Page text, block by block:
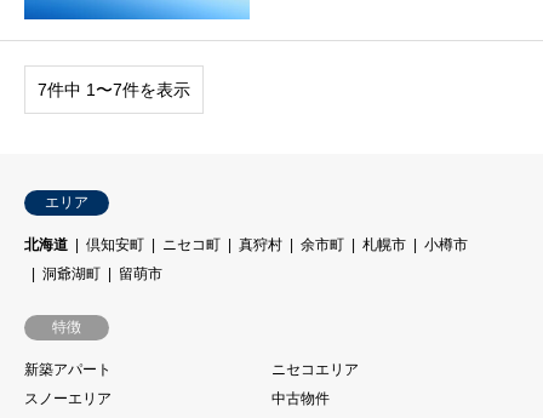
7件中 1〜7件を表示
エリア
北海道 倶知安町 ニセコ町 真狩村 余市町 札幌市
小樽市
洞爺湖町
留萌市
特徴
新築アパート
ニセコエリア
スノーエリア
中古物件